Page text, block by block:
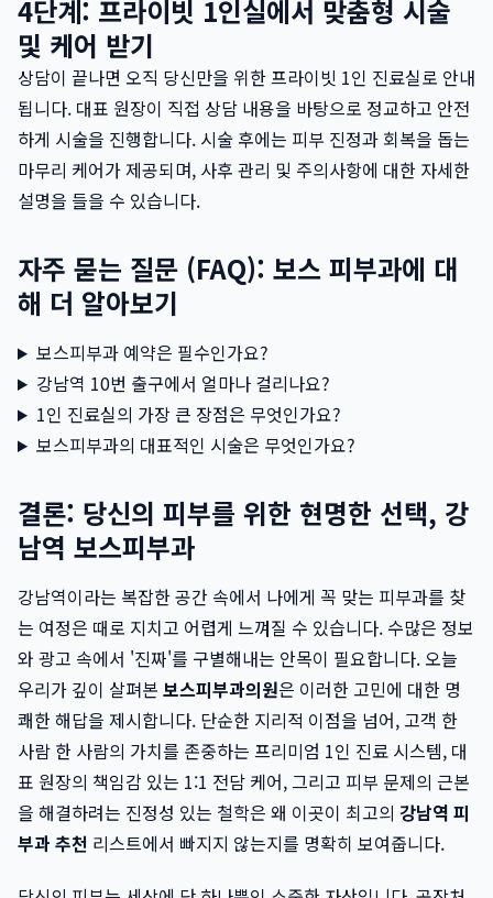
4단계: 프라이빗 1인실에서 맞춤형 시술
및 케어 받기
상담이 끝나면 오직 당신만을 위한 프라이빗 1인 진료실로 안내
됩니다. 대표 원장이 직접 상담 내용을 바탕으로 정교하고 안전
하게 시술을 진행합니다. 시술 후에는 피부 진정과 회복을 돕는
마무리 케어가 제공되며, 사후 관리 및 주의사항에 대한 자세한
설명을 들을 수 있습니다.
자주 묻는 질문 (FAQ): 보스 피부과에 대
해 더 알아보기
보스피부과 예약은 필수인가요?
강남역 10번 출구에서 얼마나 걸리나요?
1인 진료실의 가장 큰 장점은 무엇인가요?
보스피부과의 대표적인 시술은 무엇인가요?
결론: 당신의 피부를 위한 현명한 선택, 강
남역 보스피부과
강남역이라는 복잡한 공간 속에서 나에게 꼭 맞는 피부과를 찾
는 여정은 때로 지치고 어렵게 느껴질 수 있습니다. 수많은 정보
와 광고 속에서 '진짜'를 구별해내는 안목이 필요합니다. 오늘
우리가 깊이 살펴본 보스피부과의원은 이러한 고민에 대한 명
쾌한 해답을 제시합니다. 단순한 지리적 이점을 넘어, 고객 한
사람 한 사람의 가치를 존중하는 프리미엄 1인 진료 시스템, 대
표 원장의 책임감 있는 1:1 전담 케어, 그리고 피부 문제의 근본
을 해결하려는 진정성 있는 철학은 왜 이곳이 최고의 강남역 피
부과 추천 리스트에서 빠지지 않는지를 명확히 보여줍니다.